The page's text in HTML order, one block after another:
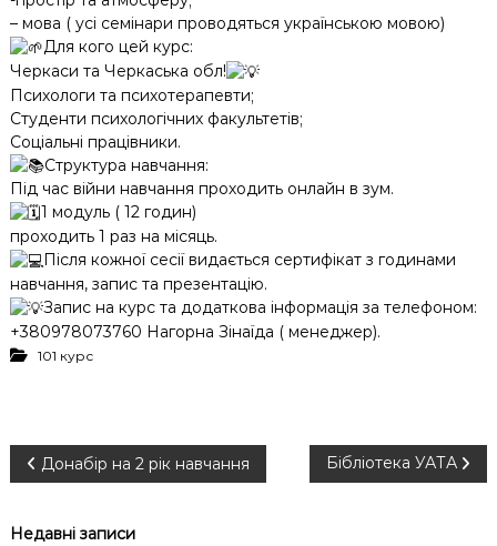
– мова ( усі семінари проводяться українською мовою)
Для кого цей курс:
Черкаси та Черкаська обл!
Психологи та психотерапевти;
Студенти психологічних факультетів;
Соціальні працівники.
Структура навчання:
Під час війни навчання проходить онлайн в зум.
1 модуль ( 12 годин)
проходить 1 раз на місяць.
Після кожної сесії видається сертифікат з годинами
навчання, запис та презентацію.
Запис на курс та додаткова інформація за телефоном:
+380978073760 Нагорна Зінаїда ( менеджер).
101 курс
Н
а
Донабір на 2 рік навчання Бібліотека УАТА
Недавні записи